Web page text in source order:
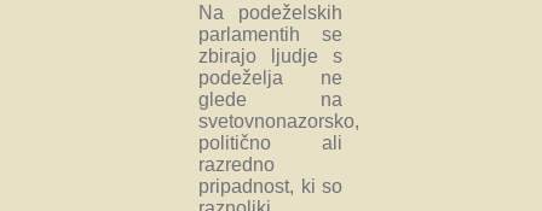
Na podeželskih
parlamentih se
zbirajo ljudje s
podeželja ne
glede na
svetovnonazorsko,
politično ali
razredno
pripadnost, ki so